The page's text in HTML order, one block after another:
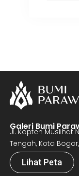
Galeri Bumi
Jl. Kapten Muslihat
Tengah, Kota
Lihat Peta